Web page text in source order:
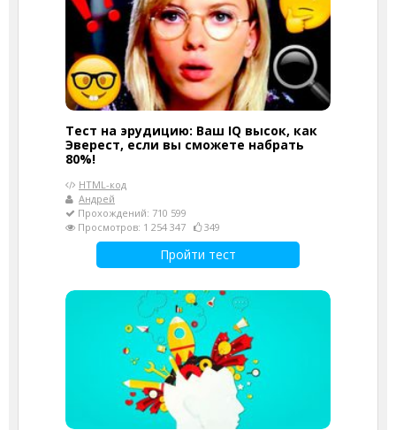
Тест на эрудицию: Ваш IQ высок, как
Эверест, если вы сможете набрать
80%!
HTML-код
Андрей
Прохождений: 710 599
Просмотров: 1 254 347
349
Пройти тест